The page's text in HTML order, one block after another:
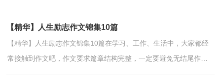
【精华】人生励志作文锦集10篇
【精华】人生励志作文锦集10篇在学习、工作、生活中，大家都经
常接触到作文吧，作文要求篇章结构完整，一定要避免无结尾作文